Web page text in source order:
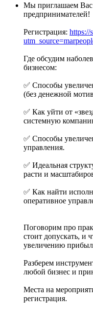
Мы приглашаем Вас
предпринимателей!
Регистрация: https://
Где обсудим
бизнесом:
✅ Способы
(без денежной
✅ Как уйти от
системную
✅ Способы
управления.
✅ Идеальная
расти и
✅ Как найти
оперативное
Поговорим про
стоит допускать, и
увеличению
Разберем
любой бизнес и
Места на
регистрация.